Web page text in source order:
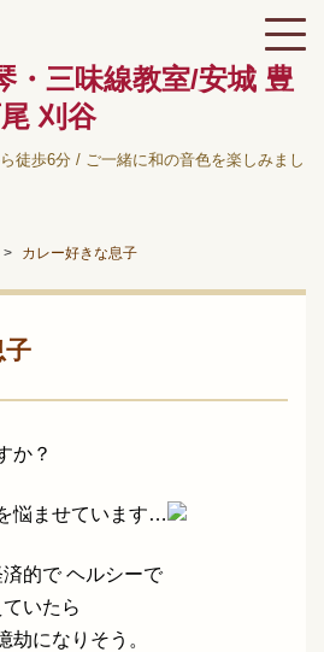
・三味線教室/安城 豊
刈谷
徒歩6分 / ご一緒に和の音色を楽しみまし
カレー好きな息子
子
か？
悩ませています…
的で ヘルシーで
いたら
劫になりそう。